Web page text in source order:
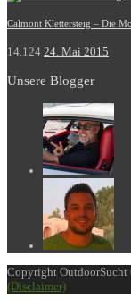
Calmont Klettersteig – Die
14.124 24. Mai 2015
Unsere Blogger
Copyright
(Disclaimer)